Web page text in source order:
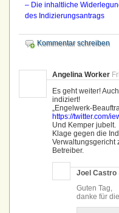
– Die inhaltliche
des Indizierungsantrags
Kommentar schreiben
Angelina Worker
Es geht weiter!
indiziert!
„Engelwerk-
https://twitter.com/
Und Kemper jubelt.
Klage gegen die
Verwaltungsgericht
Betreiber.
Joel Castro
Guten Tag,
danke für